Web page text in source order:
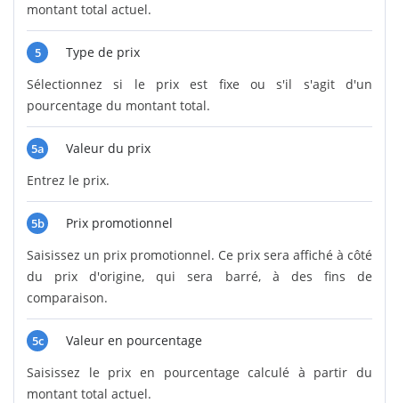
montant total actuel.
5
Type de prix
Sélectionnez si le prix est fixe ou s'il s'agit d'un
pourcentage du montant total.
5a
Valeur du prix
Entrez le prix.
5b
Prix promotionnel
Saisissez un prix promotionnel. Ce prix sera affiché à côté
du prix d'origine, qui sera barré, à des fins de
comparaison.
5c
Valeur en pourcentage
Saisissez le prix en pourcentage calculé à partir du
montant total actuel.